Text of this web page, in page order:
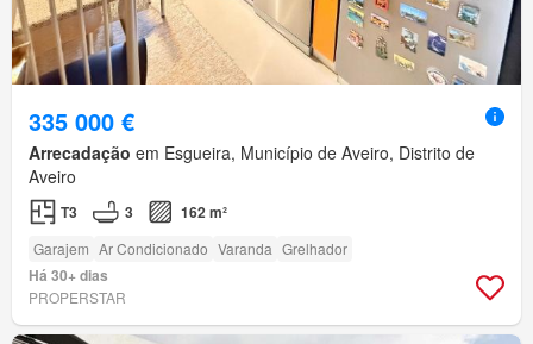
335 000 €
Arrecadação em Esgueira, Município de Aveiro, Distrito de
Aveiro
T3 3 162 m²
Garajem Ar Condicionado Varanda Grelhador
Há 30+ dias
PROPERSTAR